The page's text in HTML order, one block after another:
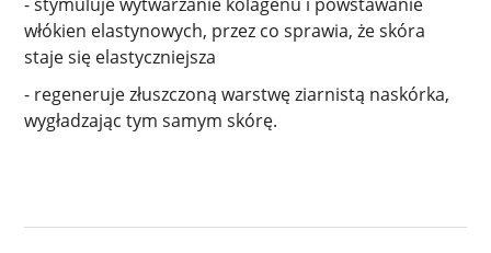
włókien elastynowych, przez co sprawia, że skóra
staje się elastyczniejsza
- regeneruje złuszczoną warstwę ziarnistą naskórka,
wygładzając tym samym skórę.